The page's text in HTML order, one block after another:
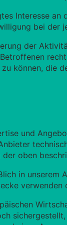
Interesse
bei der
der
können, die
und
oben
in unserem